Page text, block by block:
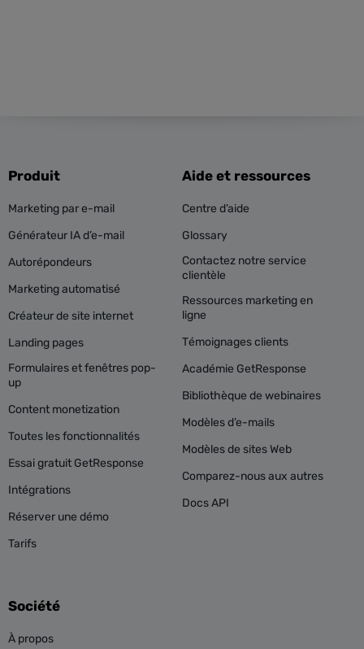
Produit
Marketing par e-mail
Générateur IA d’e-mail
Autorépondeurs
Marketing automatisé
Créateur de site internet
Landing pages
Formulaires et fenêtres pop-
up
Content monetization
Toutes les fonctionnalités
Essai gratuit GetResponse
Intégrations
Réserver une démo
Tarifs
Aide et ressources
Centre d’aide
Glossary
Contactez notre service
clientèle
Ressources marketing en
ligne
Témoignages clients
Académie GetResponse
Bibliothèque de webinaires
Modèles d’e-mails
Modèles de sites Web
Comparez-nous aux autres
Docs API
Société
À propos